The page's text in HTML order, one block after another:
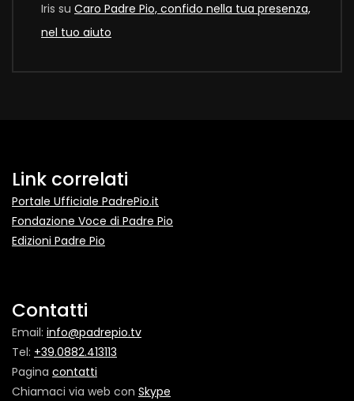
Iris su Caro Padre Pio, confido nella tua presenza,
nel tuo aiuto
Link correlati
Portale Ufficiale PadrePio.it
Fondazione Voce di Padre Pio
Edizioni Padre Pio
Contatti
Email: info@padrepio.tv
Tel: +39.0882.413113
Pagina contatti
Chiamaci via web con Skype